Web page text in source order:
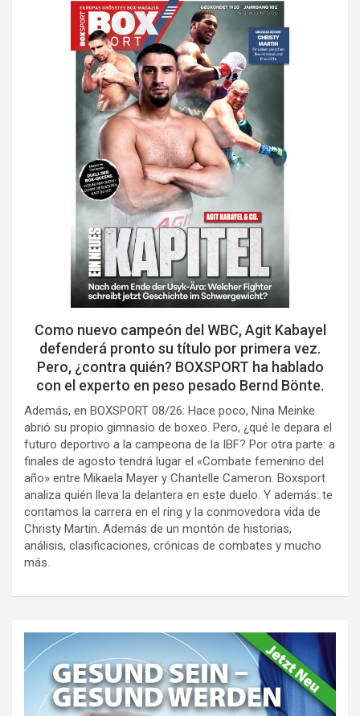
Como nuevo campeón del WBC, Agit Kabayel
defenderá pronto su título por primera vez.
Pero, ¿contra quién? BOXSPORT ha hablado
con el experto en peso pesado Bernd Bönte.
Además, en BOXSPORT 08/26: Hace poco, Nina Meinke
abrió su propio gimnasio de boxeo. Pero, ¿qué le depara el
futuro deportivo a la campeona de la IBF? Por otra parte: a
finales de agosto tendrá lugar el «Combate femenino del
año» entre Mikaela Mayer y Chantelle Cameron. Boxsport
analiza quién lleva la delantera en este duelo. Y además: te
contamos la carrera en el ring y la conmovedora vida de
Christy Martin. Además de un montón de historias,
análisis, clasificaciones, crónicas de combates y mucho
más.